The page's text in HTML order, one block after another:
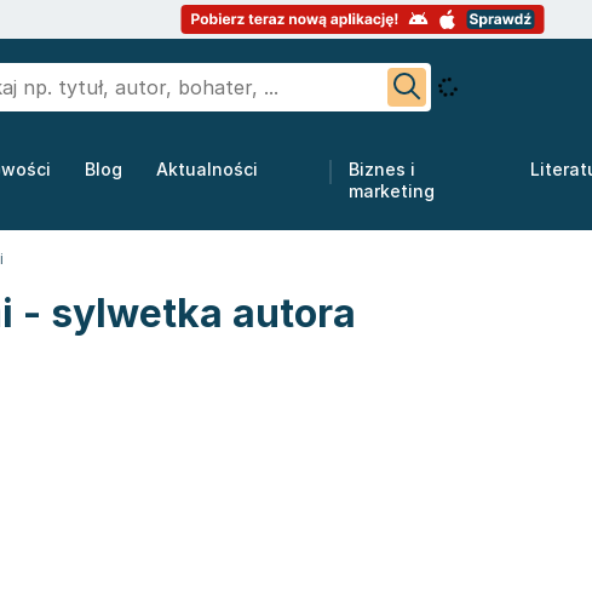
Blog Aktualności
Biznes i
marketing
- sylwetka autora